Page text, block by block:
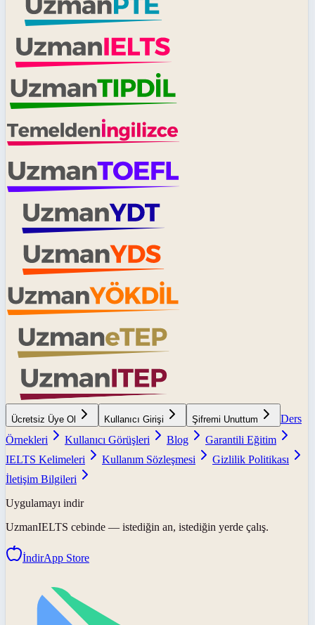
Ücretsiz Üye Ol Kullanıcı Girişi Şifremi Unuttum
Ders
Örnekleri
Kullanıcı Görüşleri Blog
Garantili Eğitim
IELTS Kelimeleri
Kullanım Sözleşmesi
Gizlilik Politikası
İletişim Bilgileri
Uygulamayı indir
UzmanIELTS cebinde — istediğin an, istediğin yerde çalış.
İndirApp Store